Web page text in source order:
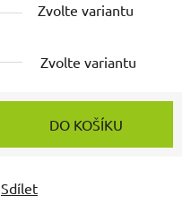
Zvolte variantu
Zvolte variantu
DO KOŠÍKU
Sdílet